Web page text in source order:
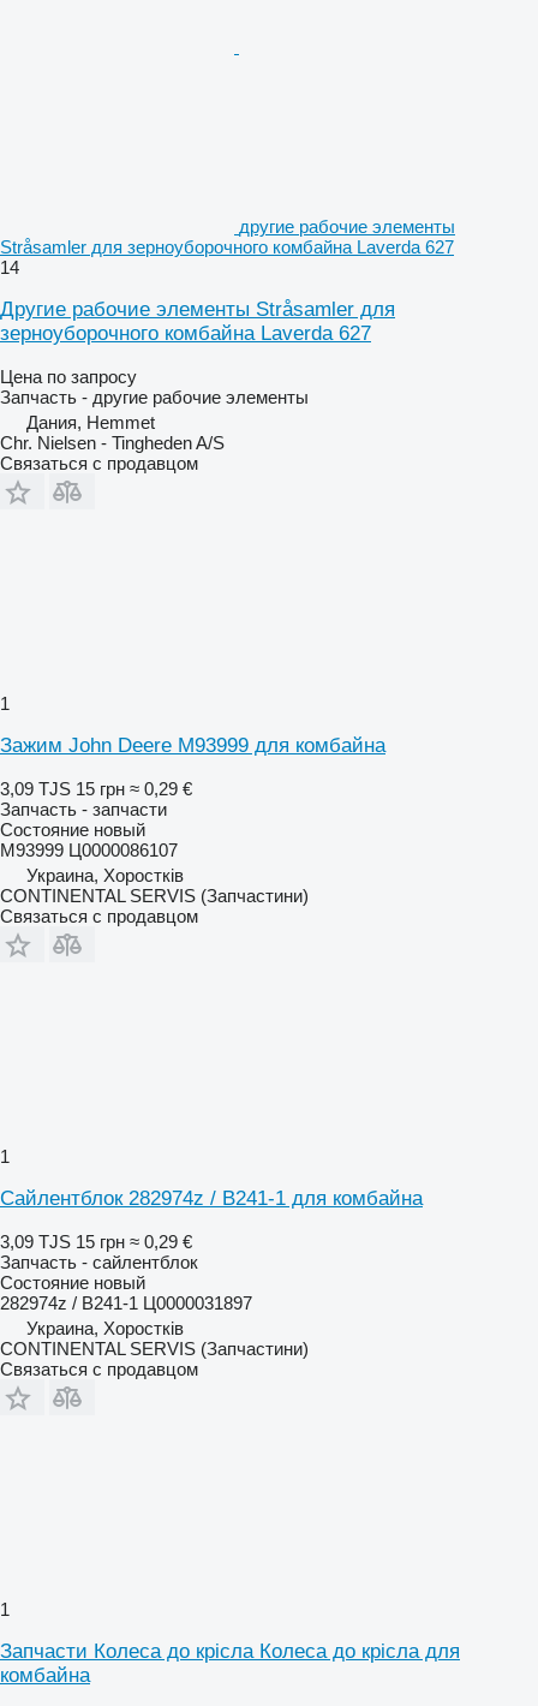
другие рабочие элементы
Stråsamler для зерноуборочного комбайна Laverda 627
14
Другие рабочие элементы Stråsamler для
зерноуборочного комбайна Laverda 627
Цена по запросу
Запчасть - другие рабочие элементы
Дания, Hemmet
Chr. Nielsen - Tingheden A/S
Связаться с продавцом
1
Зажим John Deere M93999 для комбайна
3,09 TJS 15 грн ≈ 0,29 €
Запчасть - запчасти
Состояние новый
M93999 Ц0000086107
Украина, Хоростків
CONTINENTAL SERVIS (Запчастини)
Связаться с продавцом
1
Сайлентблок 282974z / B241-1 для комбайна
3,09 TJS 15 грн ≈ 0,29 €
Запчасть - сайлентблок
Состояние новый
282974z / B241-1 Ц0000031897
Украина, Хоростків
CONTINENTAL SERVIS (Запчастини)
Связаться с продавцом
1
Запчасти Колеса до крісла Колеса до крісла для
комбайна